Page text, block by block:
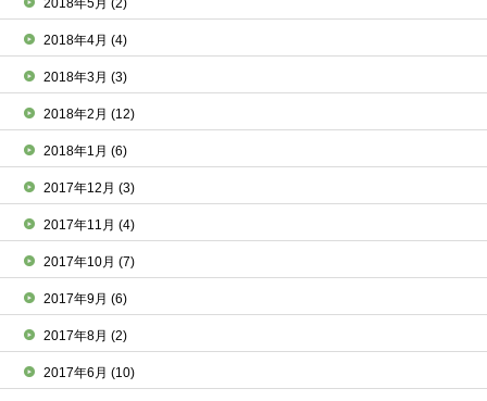
2018年5月(2)
2018年4月(4)
2018年3月(3)
2018年2月(12)
2018年1月(6)
2017年12月(3)
2017年11月(4)
2017年10月(7)
2017年9月(6)
2017年8月(2)
2017年6月(10)